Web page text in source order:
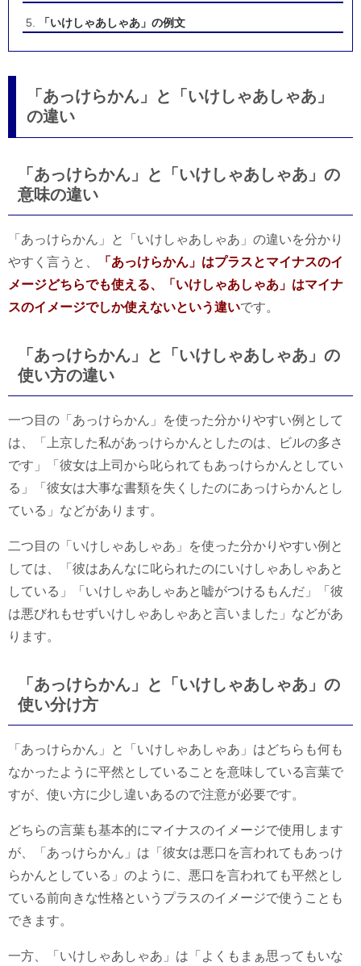
「いけしゃあしゃあ」の例文
「あっけらかん」と「いけしゃあしゃあ」
の違い
「あっけらかん」と「いけしゃあしゃあ」の
意味の違い
「あっけらかん」と「いけしゃあしゃあ」の違いを分かり
やすく言うと、
「あっけらかん」はプラスとマイナスのイ
メージどちらでも使える、「いけしゃあしゃあ」はマイナ
スのイメージでしか使えないという違いです。
「あっけらかん」と「いけしゃあしゃあ」の
使い方の違い
一つ目の「あっけらかん」を使った分かりやすい例として
は、「上京した私があっけらかんとしたのは、ビルの多さ
です」「彼女は上司から叱られてもあっけらかんとしてい
る」「彼女は大事な書類を失くしたのにあっけらかんとし
ている」などがあります。
二つ目の「いけしゃあしゃあ」を使った分かりやすい例と
しては、「彼はあんなに叱られたのにいけしゃあしゃあと
している」「いけしゃあしゃあと嘘がつけるもんだ」「彼
は悪びれもせずいけしゃあしゃあと言いました」などがあ
ります。
「あっけらかん」と「いけしゃあしゃあ」の
使い分け方
「あっけらかん」と「いけしゃあしゃあ」はどちらも何も
なかったように平然としていることを意味している言葉で
すが、使い方に少し違いあるので注意が必要です。
どちらの言葉も基本的にマイナスのイメージで使用します
が、「あっけらかん」は「彼女は悪口を言われてもあっけ
らかんとしている」のように、悪口を言われても平然とし
ている前向きな性格というプラスのイメージで使うことも
できます。
一方、「いけしゃあしゃあ」は「よくもまぁ思ってもいな